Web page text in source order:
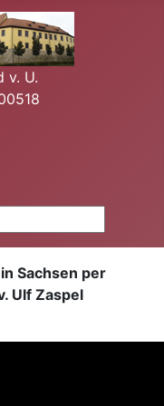
v. U.
Sachsen per
Ulf Zaspel